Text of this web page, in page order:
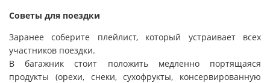
Советы для поездки
Заранее соберите плейлист, который устраивает всех
участников поездки.
В багажник стоит положить медленно портящаяся
продукты (орехи, снеки, сухофрукты, консервированную